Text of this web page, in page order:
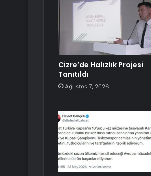
Cizre’de Hafızlık Projesi
Tanıtıldı
Ağustos 7, 2026